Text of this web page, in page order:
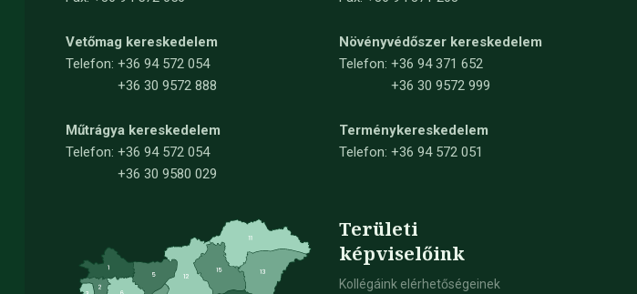
Vetőmag kereskedelem
Telefon: +36 94 572 054
+36 30 9572 888
Növényvédőszer kereskedelem
Telefon: +36 94 371 652
+36 30 9572 999
Műtrágya kereskedelem
Telefon: +36 94 572 054
+36 30 9580 029
Terménykereskedelem
Telefon: +36 94 572 051
Területi
képviselőink
Kollégáink elérhetőségeinek